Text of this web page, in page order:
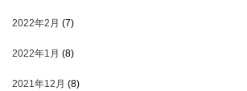
2022年2月 (7)
2022年1月 (8)
2021年12月 (8)